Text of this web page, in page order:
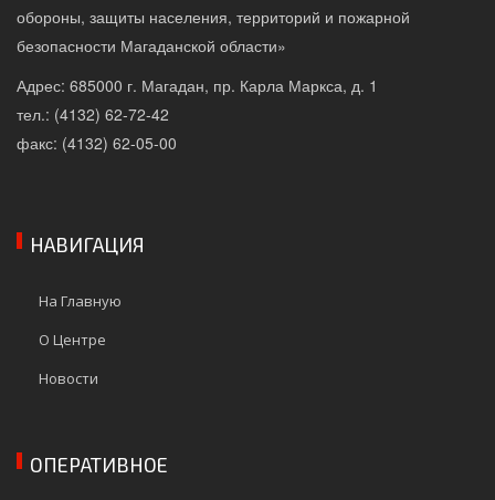
обороны, защиты населения, территорий и пожарной
безопасности Магаданской области»
Адрес: 685000 г. Магадан, пр. Карла Маркса, д. 1
тел.: (4132) 62-72-42
факс: (4132) 62-05-00
НАВИГАЦИЯ
На Главную
О Центре
Новости
ОПЕРАТИВНОЕ